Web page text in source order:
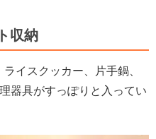
収納
イスクッカー、片手鍋、
器具がすっぽりと入ってい